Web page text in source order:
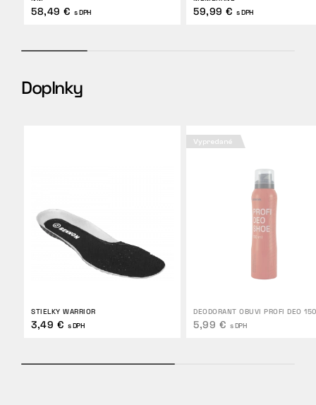
58,49 € s DPH 59,99 € s DPH
Doplnky
STIELKY WARRIOR
3,49 € s DPH
Vypredané
DEODORANT OBUVI PROFI DEO
5,99 € s DPH